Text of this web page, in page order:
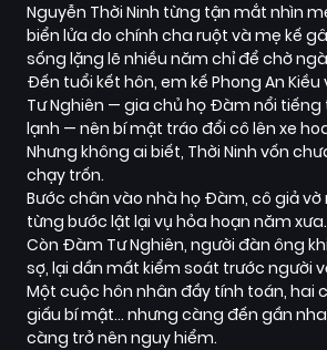
Nguyễn Thời Ninh từng tận mắt nhìn
biển lửa do chính cha ruột và mẹ kế
sống lặng lẽ nhiều năm chỉ để chờ
Đến tuổi kết hôn, em kế Phong An
Tư Nghiên — gia chủ họ Đàm nổi
lạnh — nên bí mật tráo đổi cô lên xe
Nhưng không ai biết, Thời Ninh vốn
chạy trốn.
Bước chân vào nhà họ Đàm, cô giả
từng bước lật lại vụ hỏa hoạn năm xưa.
Còn Đàm Tư Nghiên, người đàn ông
sợ, lại dần mất kiểm soát trước người
Một cuộc hôn nhân đầy tính toán, hai
giấu bí mật… nhưng càng đến gần
càng trở nên nguy hiểm.